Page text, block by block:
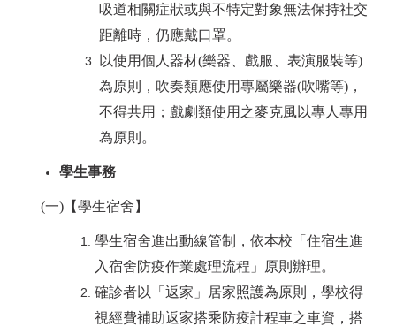
吸道相關症狀或與不特定對象無法保持社交
距離時，仍應戴口罩。
以使用個人器材(樂器、戲服、表演服裝等)
為原則，吹奏類應使用專屬樂器(吹嘴等)，
不得共用；戲劇類使用之麥克風以專人專用
為原則。
學生事務
(一)【學生宿舍】
學生宿舍進出動線管制，依本校「住宿生進
入宿舍防疫作業處理流程」原則辦理。
確診者以「返家」居家照護為原則，學校得
視經費補助返家搭乘防疫計程車之車資，搭